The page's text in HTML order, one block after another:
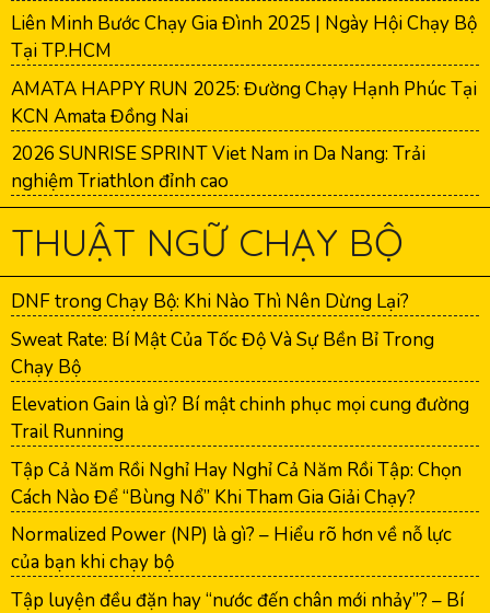
Liên Minh Bước Chạy Gia Đình 2025 | Ngày Hội Chạy Bộ
Tại TP.HCM
AMATA HAPPY RUN 2025: Đường Chạy Hạnh Phúc Tại
KCN Amata Đồng Nai
2026 SUNRISE SPRINT Viet Nam in Da Nang: Trải
nghiệm Triathlon đỉnh cao
THUẬT NGỮ CHẠY BỘ
DNF trong Chạy Bộ: Khi Nào Thì Nên Dừng Lại?
Sweat Rate: Bí Mật Của Tốc Độ Và Sự Bền Bỉ Trong
Chạy Bộ
Elevation Gain là gì? Bí mật chinh phục mọi cung đường
Trail Running
Tập Cả Năm Rồi Nghỉ Hay Nghỉ Cả Năm Rồi Tập: Chọn
Cách Nào Để “Bùng Nổ” Khi Tham Gia Giải Chạy?
Normalized Power (NP) là gì? – Hiểu rõ hơn về nỗ lực
của bạn khi chạy bộ
Tập luyện đều đặn hay “nước đến chân mới nhảy”? – Bí